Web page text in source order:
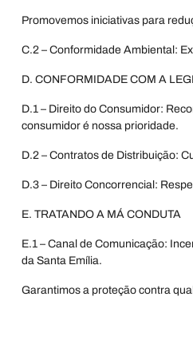
Promovemos iniciativas para
C.2 – Conformidade Ambiental:
D. CONFORMIDADE COM A
D.1 – Direito do Consumidor:
consumidor é nossa prioridade.
D.2 – Contratos de Distribuição:
D.3 – Direito Concorrencial:
E. TRATANDO A MÁ CONDUTA
E.1 – Canal de Comunicação:
da Santa Emília.
Garantimos a proteção contra